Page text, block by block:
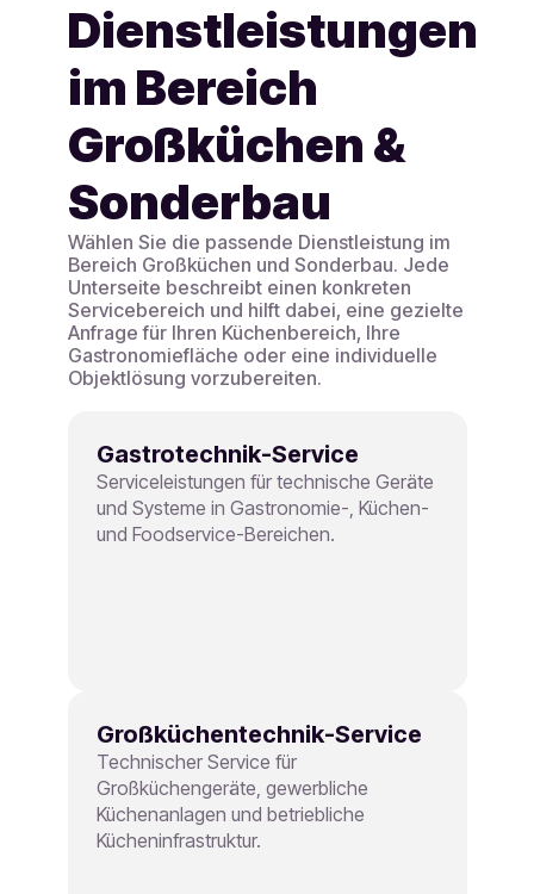
Dienstleistungen
im Bereich
Großküchen &
Sonderbau
Wählen Sie die passende Dienstleistung im
Bereich Großküchen und Sonderbau. Jede
Unterseite beschreibt einen konkreten
Servicebereich und hilft dabei, eine gezielte
Anfrage für Ihren Küchenbereich, Ihre
Gastronomiefläche oder eine individuelle
Objektlösung vorzubereiten.
Gastrotechnik-Service
Serviceleistungen für technische Geräte
und Systeme in Gastronomie-, Küchen-
und Foodservice-Bereichen.
Großküchentechnik-Service
Technischer Service für
Großküchengeräte, gewerbliche
Küchenanlagen und betriebliche
Kücheninfrastruktur.